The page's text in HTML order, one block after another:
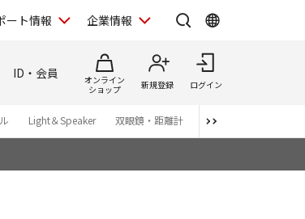
ート情報 企業情報
ID・会員
オンライン
ショップ
新規登録 ログイン
Light＆Speaker 双眼鏡・距離計 写真集